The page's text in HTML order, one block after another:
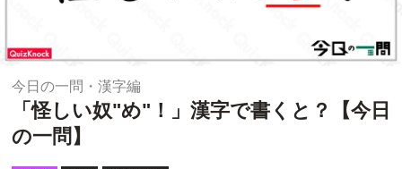
今日の一問・漢字編
「怪しい奴"め"！」漢字で書くと？【今日
の一問】